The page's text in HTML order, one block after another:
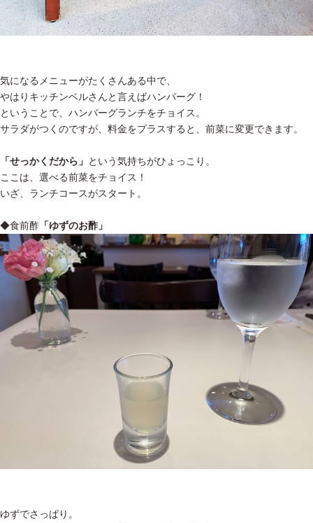
気になるメニューがたくさんある中で、
やはりキッチンベルさんと言えばハンバーグ！
ということで、ハンバーグランチをチョイス。
サラダがつくのですが、料金をプラスすると、前菜に変更できます。
「せっかくだから」 という気持ちがひょっこり。
ここは、選べる前菜をチョイス！
いざ、ランチコースがスタート。
◆食前酢 「ゆずのお酢」
ゆずでさっぱり。